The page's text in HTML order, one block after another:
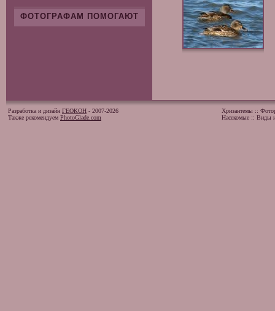
ФОТОГРАФАМ ПОМОГАЮТ
Разработка и дизайн ГЕОКОН - 2007-2026
Также рекомендуем PhotoGlade.com
Хризантемы ::
Насекомые :: Виды